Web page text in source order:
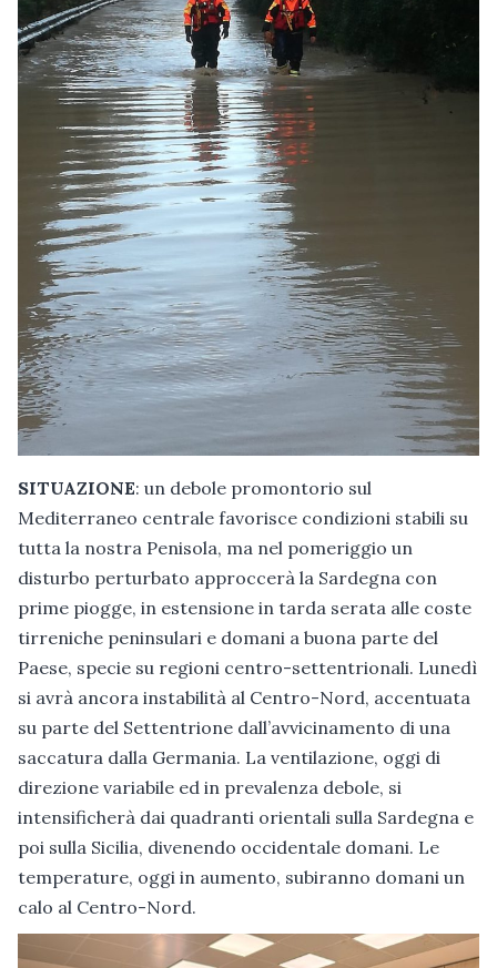
SITUAZIONE: un debole promontorio sul
Mediterraneo centrale favorisce condizioni stabili su
tutta la nostra Penisola, ma nel pomeriggio un
disturbo perturbato approccerà la Sardegna con
prime piogge, in estensione in tarda serata alle coste
tirreniche peninsulari e domani a buona parte del
Paese, specie su regioni centro-settentrionali. Lunedì
si avrà ancora instabilità al Centro-Nord, accentuata
su parte del Settentrione dall’avvicinamento di una
saccatura dalla Germania. La ventilazione, oggi di
direzione variabile ed in prevalenza debole, si
intensificherà dai quadranti orientali sulla Sardegna e
poi sulla Sicilia, divenendo occidentale domani. Le
temperature, oggi in aumento, subiranno domani un
calo al Centro-Nord.